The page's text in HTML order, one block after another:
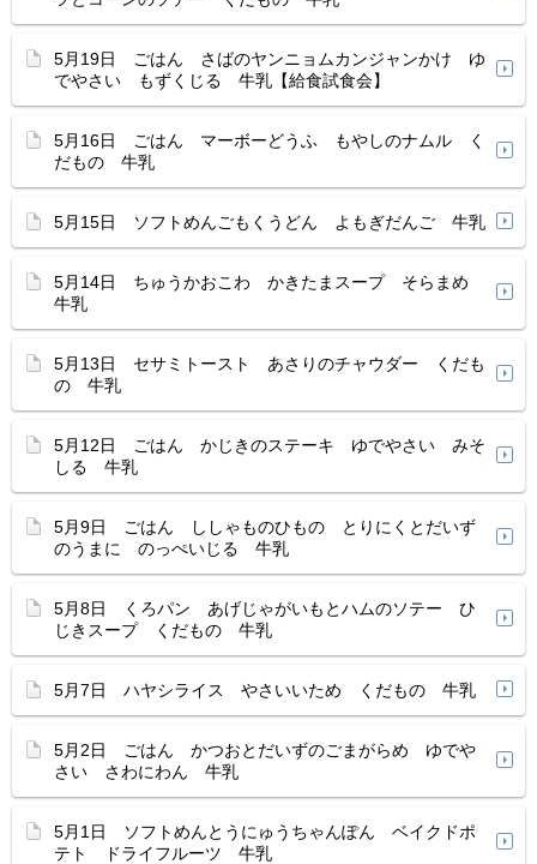
5月19日 ごはん さばのヤンニョムカンジャンかけ ゆ
でやさい もずくじる 牛乳【給食試食会】
5月16日 ごはん マーボーどうふ もやしのナムル く
だもの 牛乳
5月15日 ソフトめんごもくうどん よもぎだんご 牛乳
5月14日 ちゅうかおこわ かきたまスープ そらまめ
牛乳
5月13日 セサミトースト あさりのチャウダー くだも
の 牛乳
5月12日 ごはん かじきのステーキ ゆでやさい みそ
しる 牛乳
5月9日 ごはん ししゃものひもの とりにくとだいず
のうまに のっぺいじる 牛乳
5月8日 くろパン あげじゃがいもとハムのソテー ひ
じきスープ くだもの 牛乳
5月7日 ハヤシライス やさいいため くだもの 牛乳
5月2日 ごはん かつおとだいずのごまがらめ ゆでや
さい さわにわん 牛乳
5月1日 ソフトめんとうにゅうちゃんぽん ベイクドポ
テト ドライフルーツ 牛乳